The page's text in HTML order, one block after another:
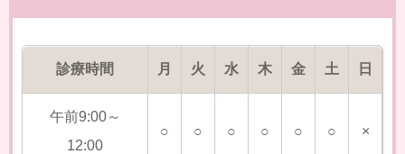
診療時間 月 火 水 木 金 土 日
午前9:00～
12:00
○ ○ ○ ○ ○ ○ ×